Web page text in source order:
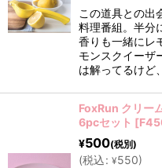
この道具との出
料理番組。半分
香りも一緒にレ
モンスクイーザ
は解ってるけど
FoxRun クリー
6pcセット [
¥500(税別)
(税込: ¥550)